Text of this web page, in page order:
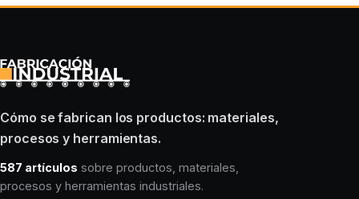
Cómo se fabrican los productos: materiales,
procesos y herramientas.
587 artículos sobre productos, materiales,
procesos y herramientas industriales.